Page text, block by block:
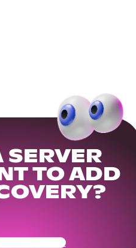
SERVER
TO ADD
Ready